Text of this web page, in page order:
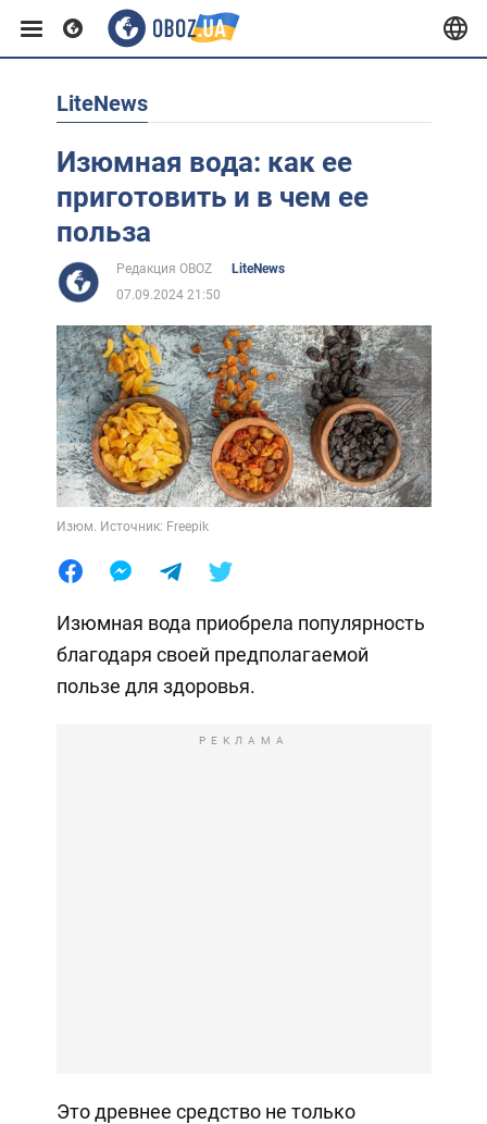
Европа
США
Африка
Жизнь
Лайфхаки
LiteNews
Изюмная вода: как ее
приготовить и в чем ее
польза
Редакция OBOZ
LiteNews
07.09.2024 21:50
Изюм. Источник: Freepik
Изюмная вода приобрела популярность
благодаря своей предполагаемой
пользе для здоровья.
РЕКЛАМА
Это древнее средство не только